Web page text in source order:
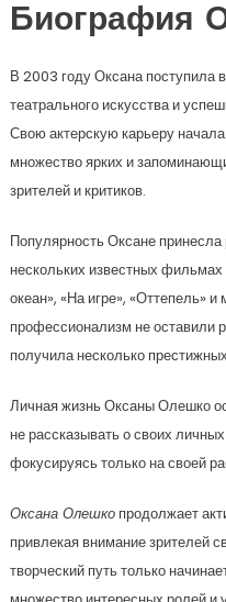
Биография
В 2003 году Оксана поступила
театрального искусства и
Свою актерскую карьеру
множество ярких и
зрителей и критиков.
Популярность Оксане
нескольких известных
океан», «На игре», «Оттепель»
профессионализм не оставили
получила несколько
Личная жизнь Оксаны Олешко
не рассказывать о своих
фокусируясь только на своей
Оксана Олешкопродолжает
привлекая внимание зрителей
творческий путь только